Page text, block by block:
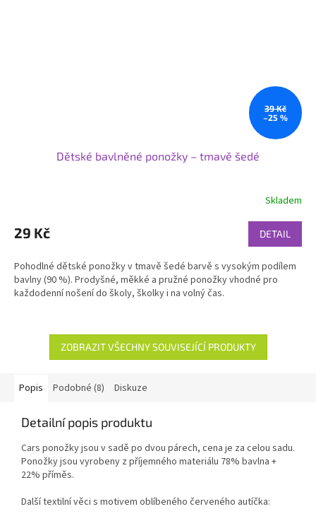
39 Kč
–25 %
Dětské bavlněné ponožky – tmavě šedé
Skladem
29 Kč DETAIL
Pohodlné dětské ponožky v tmavě šedé barvě s vysokým podílem
bavlny (90 %). Prodyšné, měkké a pružné ponožky vhodné pro
každodenní nošení do školy, školky i na volný čas.
ZOBRAZIT VŠECHNY SOUVISEJÍCÍ PRODUKTY
Popis Podobné (8) Diskuze
Detailní popis produktu
Cars ponožky jsou v sadě po dvou párech, cena je za celou sadu.
Ponožky jsou vyrobeny z příjemného materiálu 78% bavlna +
22% příměs.
Další textilní věci s motivem oblíbeného červeného autíčka: